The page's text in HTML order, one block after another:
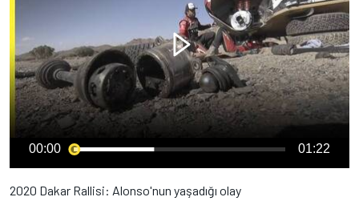
00:00 01:22
2020 Dakar Rallisi: Alonso'nun yaşadığı olay